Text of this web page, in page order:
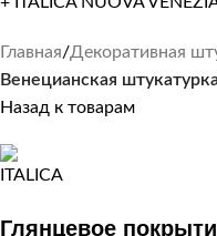
Главная Декоративная
Венецианская штукатурка
Назад к товарам
Глянцевое покрытие